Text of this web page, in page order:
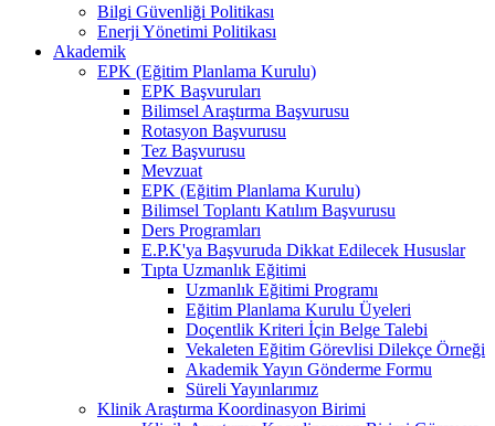
Bilgi Güvenliği Politikası
Enerji Yönetimi Politikası
Akademik
EPK (Eğitim Planlama Kurulu)
EPK Başvuruları
Bilimsel Araştırma Başvurusu
Rotasyon Başvurusu
Tez Başvurusu
Mevzuat
EPK (Eğitim Planlama Kurulu)
Bilimsel Toplantı Katılım Başvurusu
Ders Programları
E.P.K'ya Başvuruda Dikkat Edilecek Hususlar
Tıpta Uzmanlık Eğitimi
Uzmanlık Eğitimi Programı
Eğitim Planlama Kurulu Üyeleri
Doçentlik Kriteri İçin Belge Talebi
Vekaleten Eğitim Görevlisi Dilekçe Örneği
Akademik Yayın Gönderme Formu
Süreli Yayınlarımız
Klinik Araştırma Koordinasyon Birimi